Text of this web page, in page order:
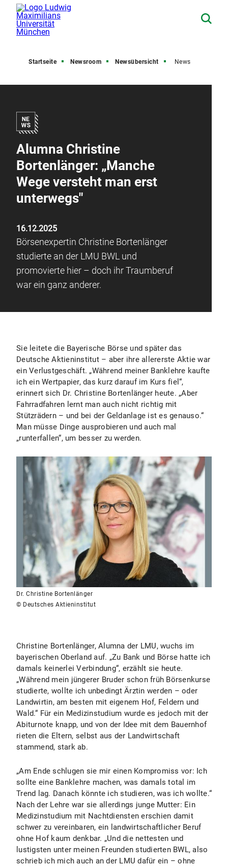
Startseite Newsroom Newsübersicht News
Alumna Christine
Bortenlänger: „Manche
Wege versteht man erst
unterwegs"
16.12.2025
Börsenexpertin Christine Bortenlänger
studierte an der LMU BWL und
promovierte hier – doch ihr Traumberuf
war ein ganz anderer.
Sie leitete die Bayerische Börse und später das
Deutsche Aktieninstitut – aber ihre allererste Aktie war
ein Verlustgeschäft. „Während meiner Banklehre kaufte
ich ein Wertpapier, das kurz darauf im Kurs fiel“,
erinnert sich Dr. Christine Bortenlänger heute. „Aber
Fahrradfahren lernt man auch nicht richtig mit
Stützrädern – und bei der Geldanlage ist es genauso.“
Man müsse Dinge ausprobieren und auch mal
„runterfallen“, um besser zu werden.
Dr. Christine Bortenlänger
© Deutsches Aktieninstitut
Christine Bortenlänger, Alumna der LMU, wuchs im
bayerischen Oberland auf. „Zu Bank und Börse hatte ich
damals keinerlei Verbindung“, erzählt sie heute.
„Während mein jüngerer Bruder schon früh Börsenkurse
studierte, wollte ich unbedingt Ärztin werden – oder
Landwirtin, am besten mit eigenem Hof, Feldern und
Wald.“ Für ein Medizinstudium wurde es jedoch mit der
Abiturnote knapp, und von der Idee mit dem Bauernhof
rieten die Eltern, selbst aus der Landwirtschaft
stammend, stark ab.
„Am Ende schlugen sie mir einen Kompromiss vor: Ich
sollte eine Banklehre machen, was damals total im
Trend lag. Danach könnte ich studieren, was ich wollte.“
Nach der Lehre war sie allerdings junge Mutter: Ein
Medizinstudium mit Nachtdiensten erschien damit
schwer zu vereinbaren, ein landwirtschaftlicher Beruf
ohne Hof kaum denkbar. „Und die nettesten und
lustigsten unter meinen Freunden studierten BWL, also
schrieb ich mich auch an der LMU dafür ein – ohne